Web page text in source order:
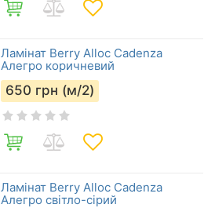
Ламінат Berry Alloc Cadenza
Алегро коричневий
650 грн (м/2)
Ламінат Berry Alloc Cadenza
Алегро світло-сірий